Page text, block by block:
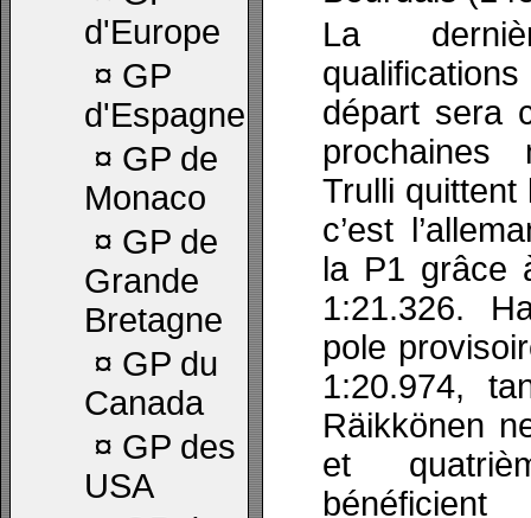
d'Europe
¤ GP
d'Espagne
¤ GP de
Monaco
¤ GP de
Grande
Bretagne
¤ GP du
Canada
¤ GP des
USA
La
départ sera
prochaines
Trulli quittent
c’est
la P1 grâce
1:21.326.
pole
1:20.974,
Räikkönen
et